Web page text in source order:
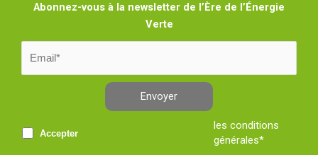
Abonnez-vous à la newsletter de l’Ère de l’Énergie
Verte
Envoyer
Accepter
les conditions
générales*